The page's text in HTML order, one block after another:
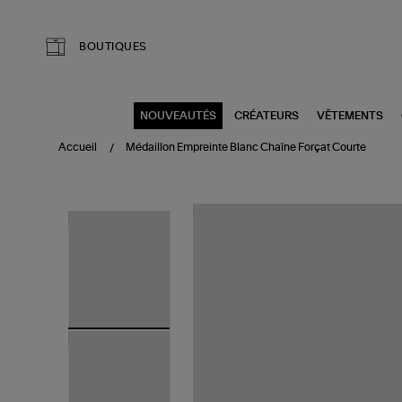
BOUTIQUES
NOUVEAUTÉS CRÉATEURS VÊTEMENTS
Accueil Médaillon Empreinte Blanc Chaîne Forçat Courte